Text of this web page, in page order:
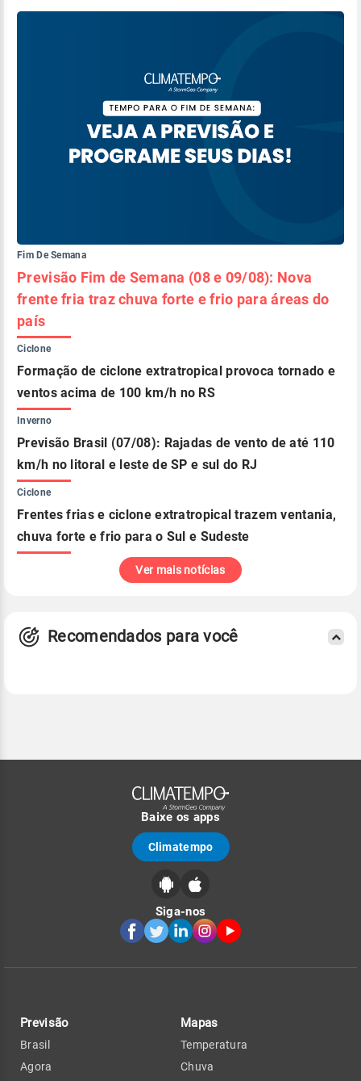
Fim De Semana
Previsão Fim de Semana (08 e 09/08): Nova
frente fria traz chuva forte e frio para áreas do
país
Ciclone
Formação de ciclone extratropical provoca tornado e
ventos acima de 100 km/h no RS
Inverno
Previsão Brasil (07/08): Rajadas de vento de até 110
km/h no litoral e leste de SP e sul do RJ
Ciclone
Frentes frias e ciclone extratropical trazem ventania,
chuva forte e frio para o Sul e Sudeste
Ver mais notícias
Recomendados para você
Baixe os apps
Climatempo
Siga-nos
Previsão
Brasil
Agora
Mapas
Temperatura
Chuva